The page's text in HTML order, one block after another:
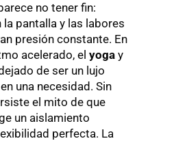
no tener fin:
pantalla y las labores
presión constante. En
acelerado, el yogay
de ser un lujo
una necesidad. Sin
el mito de que
un aislamiento
perfecta. La